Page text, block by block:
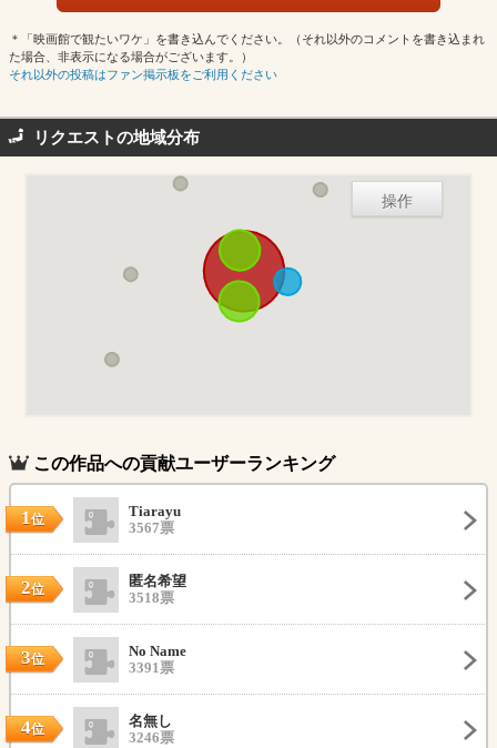
＊「映画館で観たいワケ」を書き込んでください。（それ以外のコメントを書き込まれ
た場合、非表示になる場合がございます。）
それ以外の投稿はファン掲示板をご利用ください
リクエストの地域分布
操作
この作品への貢献ユーザーランキング
1位
Tiarayu
3567票
2位
匿名希望
3518票
3位
No Name
3391票
4位
名無し
3246票